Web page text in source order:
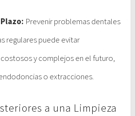
Prevenir problemas dentales
regulares puede evitar
y complejos en el futuro,
o extracciones.
a una Limpieza